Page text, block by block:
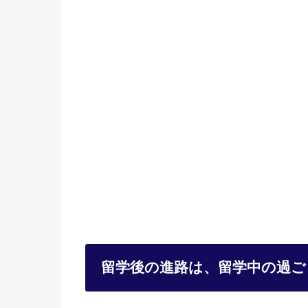
留学後の進路は、留学中の過